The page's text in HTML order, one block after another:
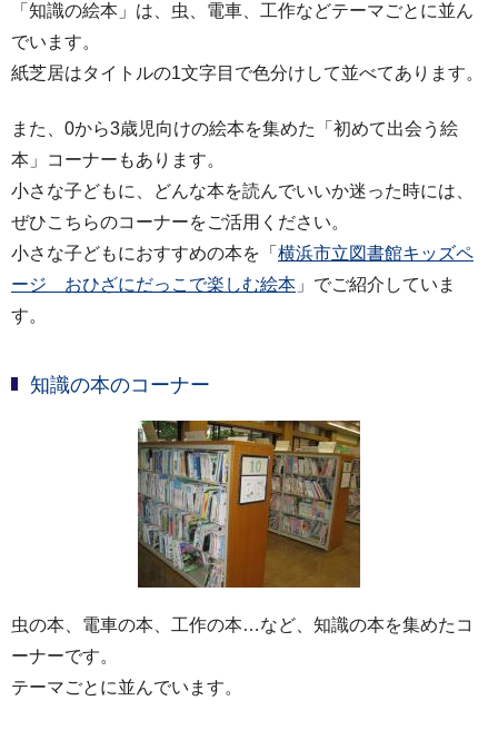
「知識の絵本」は、虫、電車、工作などテーマごとに並ん
でいます。
紙芝居はタイトルの1文字目で色分けして並べてあります。
また、0から3歳児向けの絵本を集めた「初めて出会う絵
本」コーナーもあります。
小さな子どもに、どんな本を読んでいいか迷った時には、
ぜひこちらのコーナーをご活用ください。
小さな子どもにおすすめの本を「 横浜市立図書館キッズペ
ージ おひざにだっこで楽しむ絵本 」でご紹介していま
す。
知識の本のコーナー
虫の本、電車の本、工作の本…など、知識の本を集めたコ
ーナーです。
テーマごとに並んでいます。